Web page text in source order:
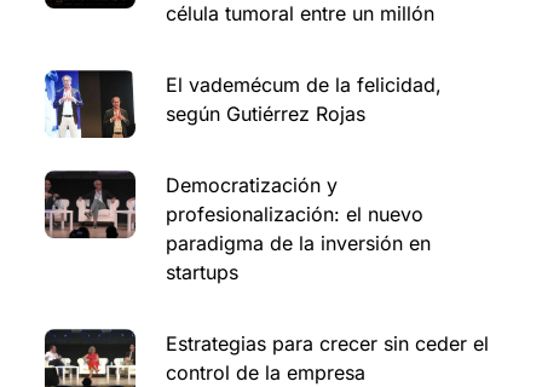
célula tumoral entre un millón
El vademécum de la felicidad,
según Gutiérrez Rojas
Democratización y
profesionalización: el nuevo
paradigma de la inversión en
startups
Estrategias para crecer sin ceder el
control de la empresa